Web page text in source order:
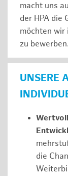
macht uns
der HPA die
möchten wir
zu bewerben.
UNSERE
die